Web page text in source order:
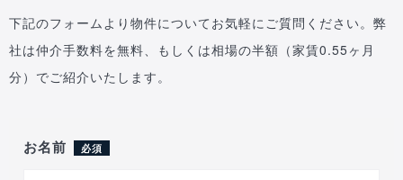
下記のフォームより物件についてお気軽にご質問ください。弊
社は仲介手数料を無料、もしくは相場の半額（家賃0.55ヶ月
分）でご紹介いたします。
お名前 必須